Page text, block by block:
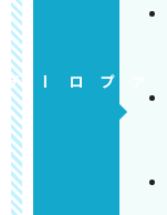
アプローチ